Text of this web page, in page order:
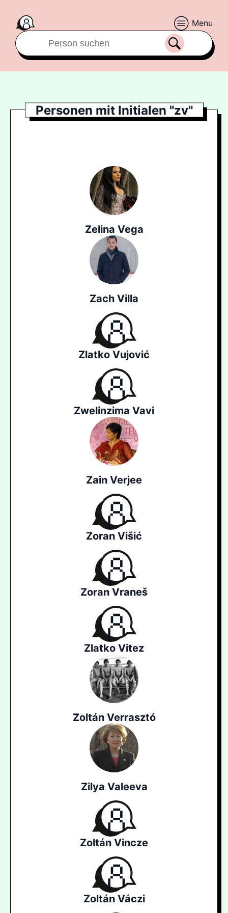
Menu
Personen mit Initialen "zv"
Zelina Vega
Zach Villa
Zlatko Vujović
Zwelinzima Vavi
Zain Verjee
Zoran Višić
Zoran Vraneš
Zlatko Vitez
Zoltán Verrasztó
Zilya Valeeva
Zoltán Vincze
Zoltán Váczi